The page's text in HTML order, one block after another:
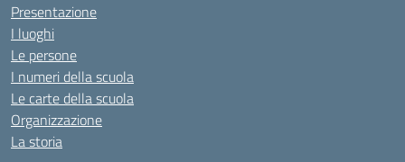
Presentazione
I luoghi
Le persone
I numeri della scuola
Le carte della scuola
Organizzazione
La storia